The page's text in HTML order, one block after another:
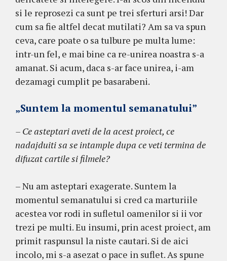
si le reprosezi ca sunt pe trei sferturi arsi! Dar
cum sa fie altfel decat mutilati? Am sa va spun
ceva, care poate o sa tulbure pe multa lume:
intr-un fel, e mai bine ca re-unirea noastra s-a
amanat. Si acum, daca s-ar face unirea, i-am
dezamagi cumplit pe basarabeni.
„Suntem la momentul semanatului”
– Ce asteptari aveti de la acest proiect, ce
nadajduiti sa se intample dupa ce veti termina de
difuzat cartile si filmele?
– Nu am asteptari exagerate. Suntem la
momentul semanatului si cred ca marturiile
acestea vor rodi in sufletul oamenilor si ii vor
trezi pe multi. Eu insumi, prin acest proiect, am
primit raspunsul la niste cautari. Si de aici
incolo, mi s-a asezat o pace in suflet. As spune